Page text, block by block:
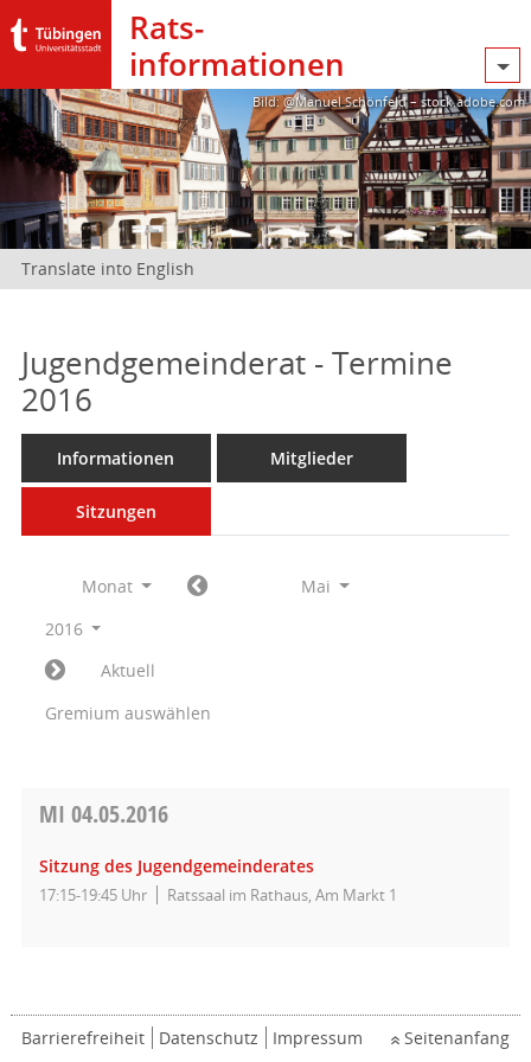
Rats­
informationen
Bild: @Manuel Schönfeld – stock.adobe.com
Translate into English
Jugendgemeinderat - Termine
2016
Informationen Mitglieder
Sitzungen
Monat
Mai
2016
Aktuell
Gremium auswählen
MI 04.05.2016
Sitzung des Jugendgemeinderates
17:15-19:45 Uhr Ratssaal im Rathaus, Am Markt 1
Barrierefreiheit Datenschutz Impressum Seitenanfang